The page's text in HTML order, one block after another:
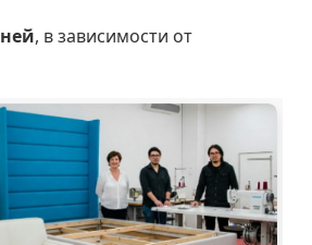
, в зависимости от